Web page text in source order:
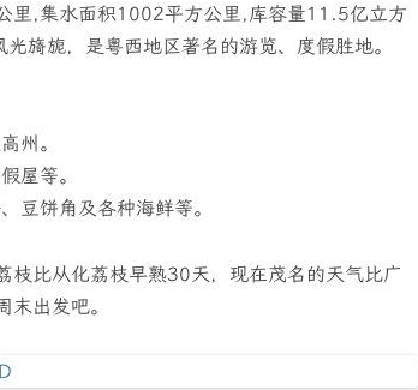
里,集水面积1002平方公里,库容量11.5亿立方
旖旎，是粤西地区著名的游览、度假胜地。
州。
屋等。
豆饼角及各种海鲜等。
比从化荔枝早熟30天，现在茂名的天气比广
出发吧。